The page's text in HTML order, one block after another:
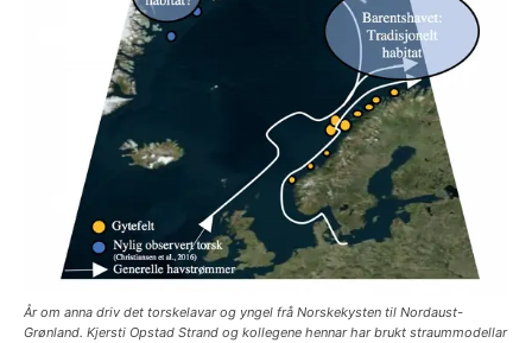
År om anna driv det torskelavar og yngel frå Norskekysten til Nordaust-
Grønland. Kjersti Opstad Strand og kollegene hennar har brukt straummodellar